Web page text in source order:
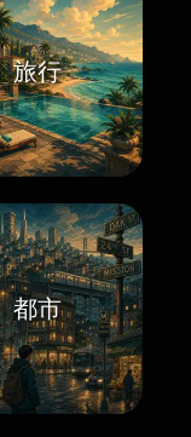
旅行
都市